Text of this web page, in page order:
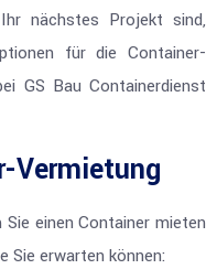
nächstes Projekt sind,
für die Container-
GS Bau Containerdienst
Vermietung
einen Container mieten
Sie erwarten können: